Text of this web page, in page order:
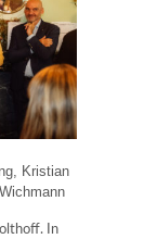
Kristian
In